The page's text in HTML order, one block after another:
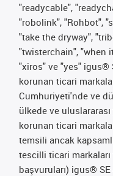
"readycable",
"robolink", "Rohbot",
"take the dryway",
"twisterchain", "when
"xiros" ve "yes" igus®
korunan ticari
Cumhuriyeti'nde ve
ülkede ve
korunan ticari
temsili ancak
tescilli ticari
başvuruları) igus®